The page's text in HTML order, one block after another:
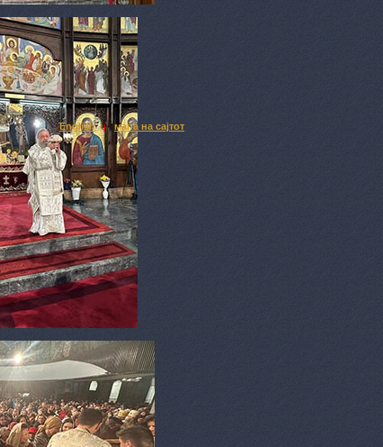
English мапа на сајтот